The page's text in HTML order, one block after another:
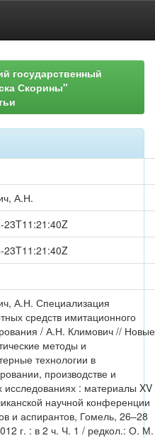
государственный
Скорины"
А.Н.
23T11:21:40Z
23T11:21:40Z
А.Н. Специализация
средств имитационного
/ А.Н. Климович // Новые
методы и
технологии в
производстве и
исследованиях : материалы XV
научной конференции
и аспирантов, Гомель, 26–28
г. : в 2 ч. Ч. 1 / редкол.: О. М.